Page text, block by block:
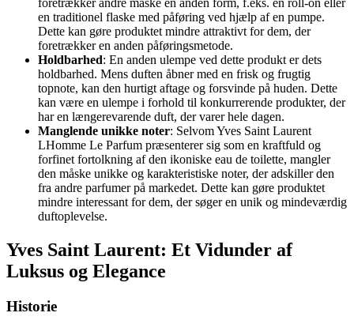
foretrækker andre måske en anden form, f.eks. en roll-on eller
en traditionel flaske med påføring ved hjælp af en pumpe.
Dette kan gøre produktet mindre attraktivt for dem, der
foretrækker en anden påføringsmetode.
Holdbarhed: En anden ulempe ved dette produkt er dets
holdbarhed. Mens duften åbner med en frisk og frugtig
topnote, kan den hurtigt aftage og forsvinde på huden. Dette
kan være en ulempe i forhold til konkurrerende produkter, der
har en længerevarende duft, der varer hele dagen.
Manglende unikke noter: Selvom Yves Saint Laurent
LHomme Le Parfum præsenterer sig som en kraftfuld og
forfinet fortolkning af den ikoniske eau de toilette, mangler
den måske unikke og karakteristiske noter, der adskiller den
fra andre parfumer på markedet. Dette kan gøre produktet
mindre interessant for dem, der søger en unik og mindeværdig
duftoplevelse.
Yves Saint Laurent: Et Vidunder af
Luksus og Elegance
Historie